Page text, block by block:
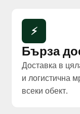
⚡
Бърза
Доставка в
и логистична
всеки обект.